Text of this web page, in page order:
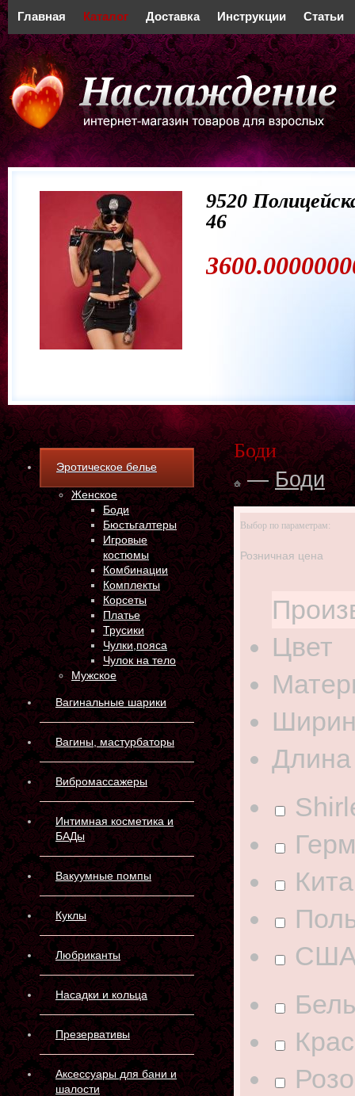
Главная Каталог Доставка Инструкции Статьи
9520
46
Эротическое белье
Женское
Боди
Бюстьгалтеры
Игровые
костюмы
Комбинации
Комплекты
Корсеты
Платье
Трусики
Чулки,пояса
Чулок на тело
Мужское
Вагинальные шарики
Вагины, мастурбаторы
Вибромассажеры
Интимная косметика и
БАДы
Вакуумные помпы
Куклы
Любриканты
Насадки и кольца
Презервативы
Аксессуары для бани и
шалости
Боди
—Боди
Выбор по параметрам:
Розничная цена
Цвет
Длина